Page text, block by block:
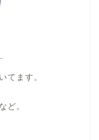
てます。
ど。